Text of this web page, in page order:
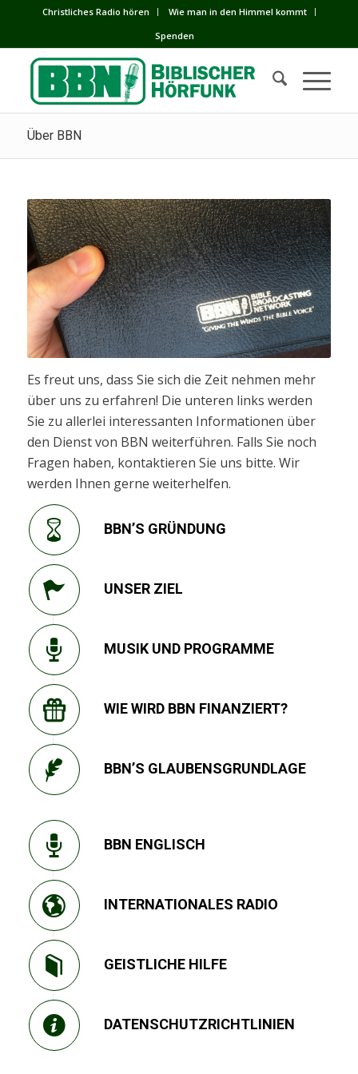
Сhristliches Radio hören
Wie man in den Himmel kommt
Spenden
Über BBN
Es freut uns, dass Sie sich die Zeit nehmen mehr
über uns zu erfahren! Die unteren links werden
Sie zu allerlei interessanten Informationen über
den Dienst von BBN weiterführen. Falls Sie noch
Fragen haben, kontaktieren Sie uns bitte. Wir
werden Ihnen gerne weiterhelfen.
BBN’S GRÜNDUNG
UNSER ZIEL
MUSIK UND PROGRAMME
WIE WIRD BBN FINANZIERT?
BBN’S GLAUBENSGRUNDLAGE
BBN ENGLISCH
INTERNATIONALES RADIO
GEISTLICHE HILFE
DATENSCHUTZRICHTLINIEN